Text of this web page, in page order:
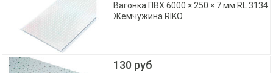
Вагонка ПВХ 6000 × 250 × 7 мм RL 3134
Жемчужина RIKO
130 руб